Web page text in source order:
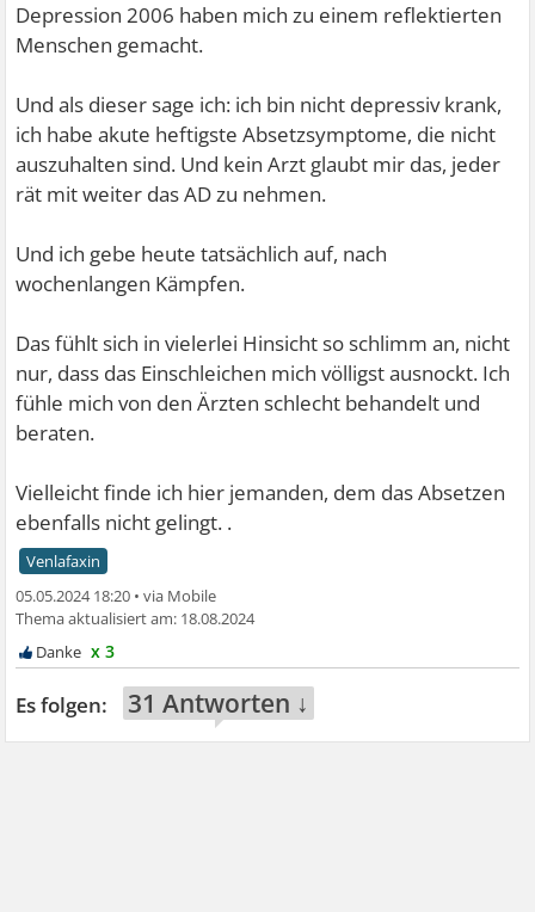
Depression 2006 haben mich zu einem reflektierten
Menschen gemacht.
Und als dieser sage ich: ich bin nicht depressiv krank,
ich habe akute heftigste Absetzsymptome, die nicht
auszuhalten sind. Und kein Arzt glaubt mir das, jeder
rät mit weiter das AD zu nehmen.
Und ich gebe heute tatsächlich auf, nach
wochenlangen Kämpfen.
Das fühlt sich in vielerlei Hinsicht so schlimm an, nicht
nur, dass das Einschleichen mich völligst ausnockt. Ich
fühle mich von den Ärzten schlecht behandelt und
beraten.
Vielleicht finde ich hier jemanden, dem das Absetzen
ebenfalls nicht gelingt. .
Venlafaxin
05.05.2024 18:20 •
18.08.2024
x 3
31 Antworten ↓